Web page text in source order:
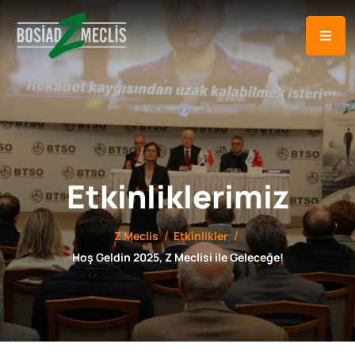
Etkinliklerimiz
Z Meclis
Etkinlikler
Hoş Geldin 2025, Z Meclisi ile Geleceğe!